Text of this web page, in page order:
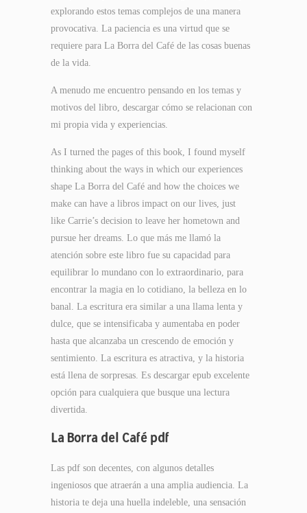
explorando estos temas complejos de una manera
provocativa. La paciencia es una virtud que se
requiere para La Borra del Café de las cosas buenas
de la vida.
A menudo me encuentro pensando en los temas y
motivos del libro, descargar cómo se relacionan con
mi propia vida y experiencias.
As I turned the pages of this book, I found myself
thinking about the ways in which our experiences
shape La Borra del Café and how the choices we
make can have a libros impact on our lives, just
like Carrie’s decision to leave her hometown and
pursue her dreams. Lo que más me llamó la
atención sobre este libro fue su capacidad para
equilibrar lo mundano con lo extraordinario, para
encontrar la magia en lo cotidiano, la belleza en lo
banal. La escritura era similar a una llama lenta y
dulce, que se intensificaba y aumentaba en poder
hasta que alcanzaba un crescendo de emoción y
sentimiento. La escritura es atractiva, y la historia
está llena de sorpresas. Es descargar epub excelente
opción para cualquiera que busque una lectura
divertida.
La Borra del Café pdf
Las pdf son decentes, con algunos detalles
ingeniosos que atraerán a una amplia audiencia. La
historia te deja una huella indeleble, una sensación